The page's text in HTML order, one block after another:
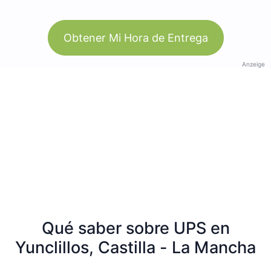
Obtener Mi Hora de Entrega
Anzeige
Qué saber sobre UPS en
Yunclillos, Castilla - La Mancha